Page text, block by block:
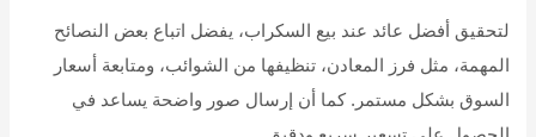
لتحقيق أفضل عائد عند بيع السكراب، يفضل اتباع بعض النصائح
المهمة، مثل فرز المعادن، تنظيفها من الشوائب، ومتابعة أسعار
السوق بشكل مستمر. كما أن إرسال صور واضحة يساعد في